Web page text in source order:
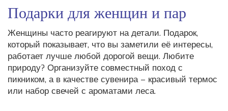
Подарки для женщин и пар
Женщины часто реагируют на детали. Подарок,
который показывает, что вы заметили её интересы,
работает лучше любой дорогой вещи. Любите
природу? Организуйте совместный поход с
пикником, а в качестве сувенира – красивый термос
или набор свечей с ароматами леса.